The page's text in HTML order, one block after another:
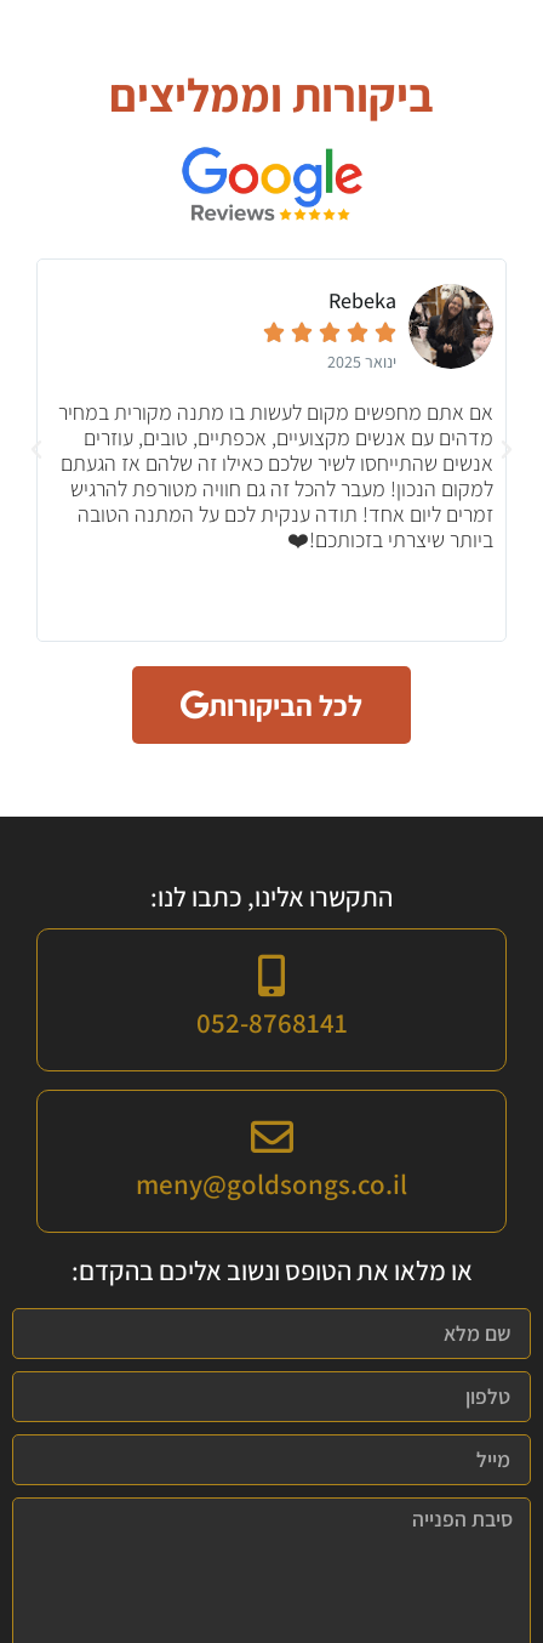
ביקורות וממליצים
Rebeka





ינואר 2025
אם אתם מחפשים מקום לעשות בו מתנה מקורית במחיר
מדהים עם אנשים מקצועיים, אכפתיים, טובים, עוזרים
אנשים שהתייחסו לשיר שלכם כאילו זה שלהם אז הגעתם
למקום הנכון! מעבר להכל זה גם חוויה מטורפת להרגיש
זמרים ליום אחד! תודה ענקית לכם על המתנה הטובה
ביותר שיצרתי בזכותכם!❤️
לכל הביקורות
התקשרו אלינו, כתבו לנו:
052-8768141
meny@goldsongs.co.il
או מלאו את הטופס ונשוב אליכם בהקדם: